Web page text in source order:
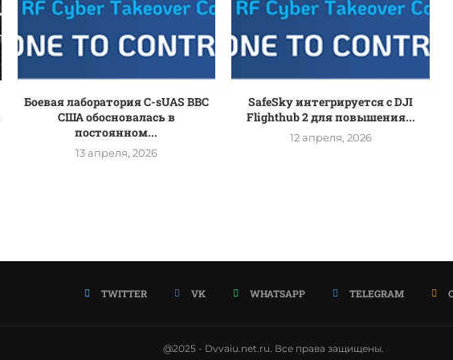
Боевая лаборатория C-sUAS ВВС
США обосновалась в
постоянном...
13 апреля, 2026
SafeSky интегрируется с DJI
Flighthub 2 для повышения...
12 апреля, 2026
TWITTER VK WHATSAPP TELEGRAM
@2025 - Dvvaiu.net.ru. Все права защищены.